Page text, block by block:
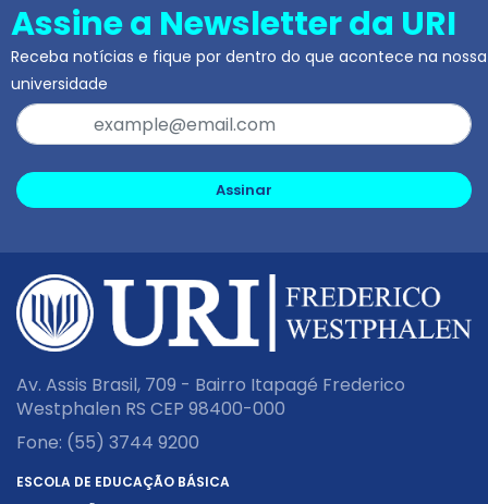
Assine a Newsletter da URI
Receba notícias e fique por dentro do que acontece na nossa
universidade
Assinar
Av. Assis Brasil, 709 - Bairro Itapagé Frederico
Westphalen RS CEP 98400-000
Fone: (55) 3744 9200
ESCOLA DE EDUCAÇÃO BÁSICA